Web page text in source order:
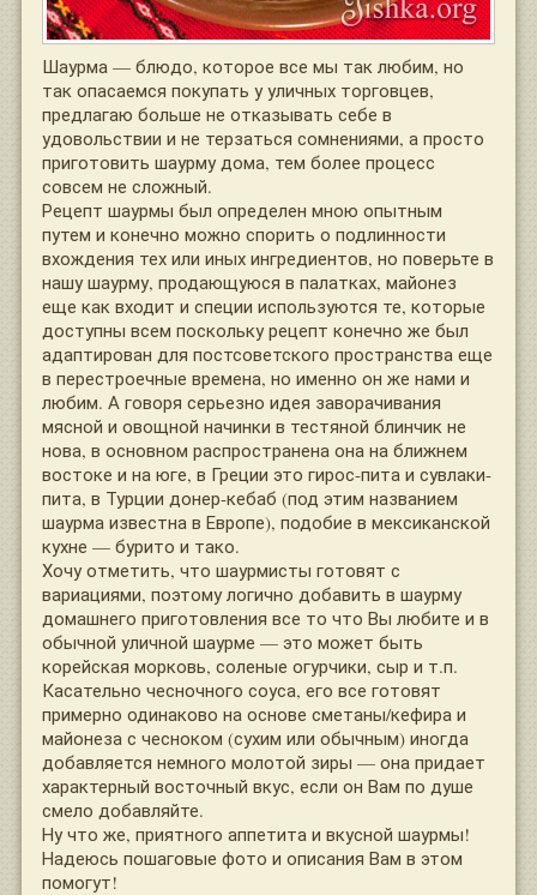
Шаурма — блюдо, которое все мы так любим, но
так опасаемся покупать у уличных торговцев,
предлагаю больше не отказывать себе в
удовольствии и не терзаться сомнениями, а просто
приготовить шаурму дома, тем более процесс
совсем не сложный.
Рецепт шаурмы был определен мною опытным
путем и конечно можно спорить о подлинности
вхождения тех или иных ингредиентов, но поверьте в
нашу шаурму, продающуюся в палатках, майонез
еще как входит и специи используются те, которые
доступны всем поскольку рецепт конечно же был
адаптирован для постсоветского пространства еще
в перестроечные времена, но именно он же нами и
любим. А говоря серьезно идея заворачивания
мясной и овощной начинки в тестяной блинчик не
нова, в основном распространена она на ближнем
востоке и на юге, в Греции это гирос-пита и сувлаки-
пита, в Турции донер-кебаб (под этим названием
шаурма известна в Европе), подобие в мексиканской
кухне — бурито и тако.
Хочу отметить, что шаурмисты готовят с
вариациями, поэтому логично добавить в шаурму
домашнего приготовления все то что Вы любите и в
обычной уличной шаурме — это может быть
корейская морковь, соленые огурчики, сыр и т.п.
Касательно чесночного соуса, его все готовят
примерно одинаково на основе сметаны/кефира и
майонеза с чесноком (сухим или обычным) иногда
добавляется немного молотой зиры — она придает
характерный восточный вкус, если он Вам по душе
смело добавляйте.
Ну что же, приятного аппетита и вкусной шаурмы!
Надеюсь пошаговые фото и описания Вам в этом
помогут!